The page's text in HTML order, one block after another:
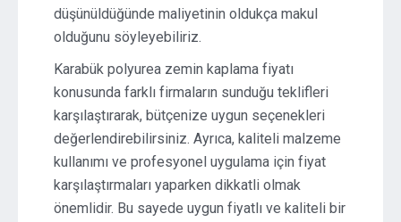
düşünüldüğünde maliyetinin oldukça makul
olduğunu söyleyebiliriz.
Karabük polyurea zemin kaplama fiyatı
konusunda farklı firmaların sunduğu teklifleri
karşılaştırarak, bütçenize uygun seçenekleri
değerlendirebilirsiniz. Ayrıca, kaliteli malzeme
kullanımı ve profesyonel uygulama için fiyat
karşılaştırmaları yaparken dikkatli olmak
önemlidir. Bu sayede uygun fiyatlı ve kaliteli bir